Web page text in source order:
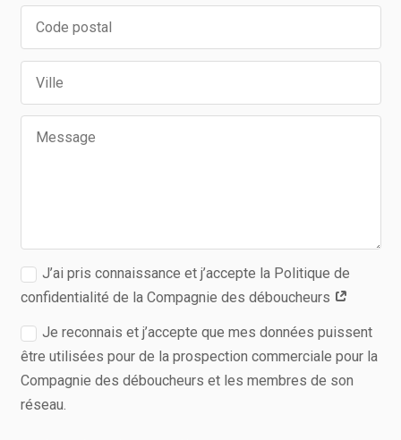
J’ai pris connaissance et j’accepte la Politique de
confidentialité de la Compagnie des déboucheurs
Je reconnais et j’accepte que mes données puissent
être utilisées pour de la prospection commerciale pour la
Compagnie des déboucheurs et les membres de son
réseau.